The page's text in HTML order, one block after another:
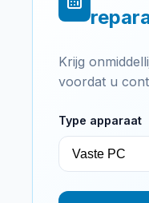
Krijg
voordat u
Type apparaat